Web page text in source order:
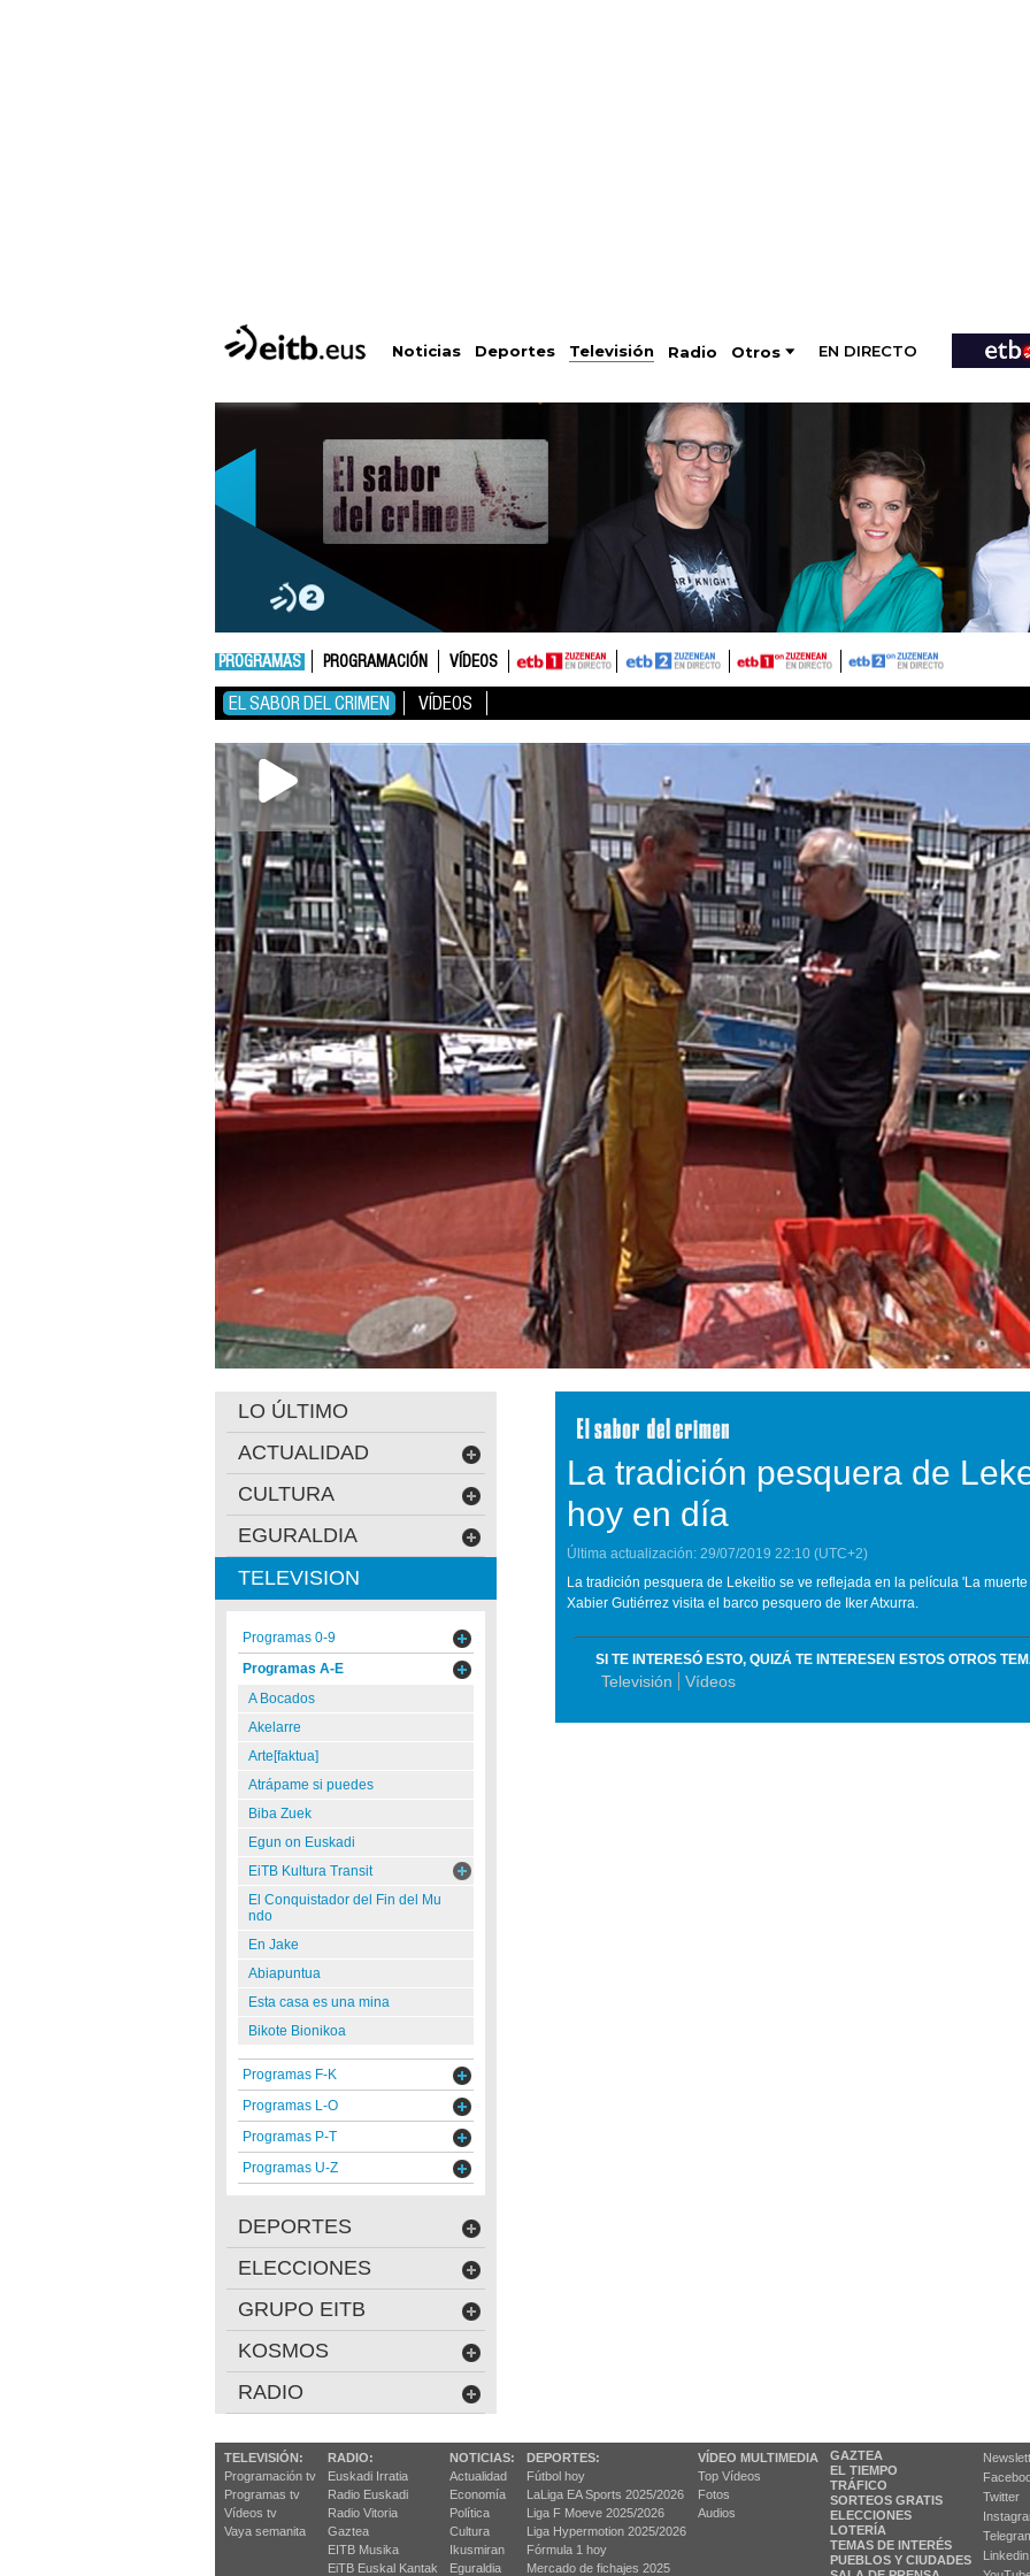
Noticias Deportes Televisión Radio Otros EN DIRECTO
PROGRAMAS PROGRAMACIÓN VÍDEOS
EL SABOR DEL CRIMEN VÍDEOS
La tradición pesquera de
hoy en día
Última actualización: 29/07/2019 22:10 (UTC+2)
La tradición pesquera de Lekeitio se ve reflejada en la película 'La
Xabier Gutiérrez visita el barco pesquero de Iker Atxurra.
SI TE INTERESÓ ESTO, QUIZÁ TE INTERESEN ESTOS OTROS
Televisión Vídeos
LO ÚLTIMO
ACTUALIDAD
CULTURA
EGURALDIA
TELEVISION
Programas 0-9
Programas A-E
A Bocados
Akelarre
Arte[faktua]
Atrápame si puedes
Biba Zuek
Egun on Euskadi
EiTB Kultura Transit
El Conquistador del Fin del Mu
ndo
En Jake
Abiapuntua
Esta casa es una mina
Bikote Bionikoa
Programas F-K
Programas L-O
Programas P-T
Programas U-Z
DEPORTES
ELECCIONES
GRUPO EITB
KOSMOS
RADIO
TELEVISIÓN:
Programación tv
Programas tv
Vídeos tv
Vaya semanita
RADIO:
Euskadi Irratia
Radio Euskadi
Radio Vitoria
Gaztea
EITB Musika
EiTB Euskal Kantak
NOTICIAS:
Actualidad
Economía
Política
Cultura
Ikusmiran
Eguraldia
DEPORTES:
Fútbol hoy
LaLiga EA Sports 2025/2026
Liga F Moeve 2025/2026
Liga Hypermotion 2025/2026
Fórmula 1 hoy
Mercado de fichajes 2025
VÍDEO MULTIMEDIA
Top Vídeos
Fotos
Audios
GAZTEA
EL TIEMPO
TRÁFICO
SORTEOS GRATIS
ELECCIONES
LOTERÍA
TEMAS DE INTERÉS
PUEBLOS Y CIUDADES
Twitter
Linkedin